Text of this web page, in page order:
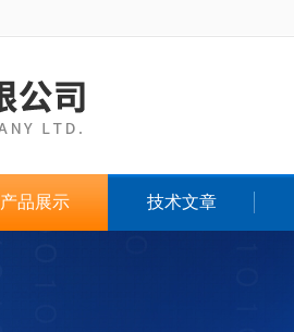
产品展示 技术文章